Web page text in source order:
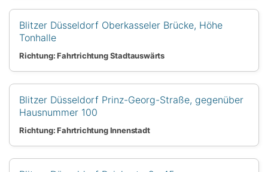
Blitzer Düsseldorf Oberkasseler Brücke, Höhe
Tonhalle
Richtung: Fahrtrichtung Stadtauswärts
Blitzer Düsseldorf Prinz-Georg-Straße, gegenüber
Hausnummer 100
Richtung: Fahrtrichtung Innenstadt